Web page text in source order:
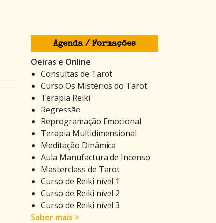
Agenda / Formações
Oeiras e Online
Consultas de Tarot
Curso Os Mistérios do Tarot
Terapia Reiki
Regressão
Reprogramação Emocional
Terapia Multidimensional
Meditação Dinâmica
Aula Manufactura de Incenso
Masterclass de Tarot
Curso de Reiki nível 1
Curso de Reiki nível 2
Curso de Reiki nível 3
Saber mais >